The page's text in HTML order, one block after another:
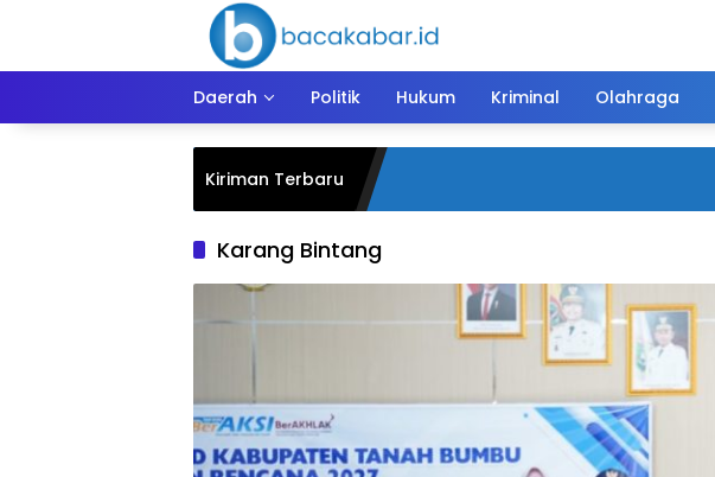
Daerah Politik Hukum Kriminal Olahraga
Kiriman Terbaru
Karang Bintang